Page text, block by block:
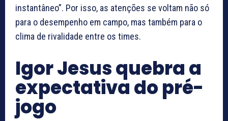
instantâneo”. Por isso, as atenções se voltam não só
para o desempenho em campo, mas também para o
clima de rivalidade entre os times.
Igor Jesus quebra a
expectativa do pré-
jogo